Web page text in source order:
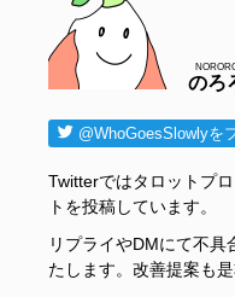
のろ
@WhoGoesSlowlyを
Twitterではタロットプ
トを投稿しています。
リプライやDMにて不
たします。改善提案も